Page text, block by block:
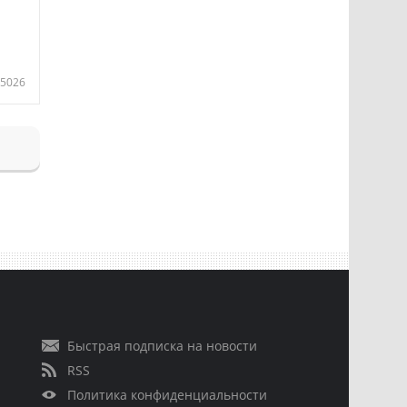
5026
Быстрая подписка на новости
RSS
Политика конфиденциальности